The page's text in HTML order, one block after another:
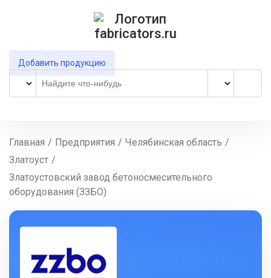
Добавить продукцию
Главная / Предприятия / Челябинская область /
Златоуст /
Златоустовский завод бетоносмесительного
оборудования (ЗЗБО)